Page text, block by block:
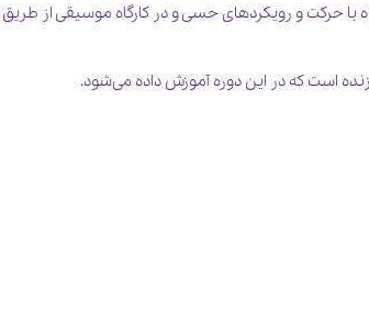
با حرکت و رویکردهای حسی و در کارگاه موسیقی از طریق
است که در این دوره آموزش داده می‌شود.